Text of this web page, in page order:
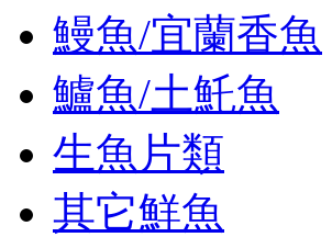
鰻魚/宜蘭香魚
鱸魚/土魠魚
生魚片類
其它鮮魚